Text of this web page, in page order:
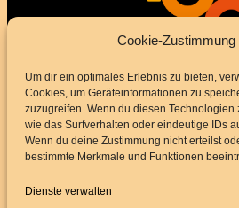
Cookie-Zustimmung
Um dir ein optimales Erlebnis zu bieten,
Cookies, um Geräteinformationen zu
zuzugreifen. Wenn du diesen Technologien
wie das Surfverhalten oder eindeutige IDs
Wenn du deine Zustimmung nicht erteilst
bestimmte Merkmale und Funktionen
Dienste verwalten